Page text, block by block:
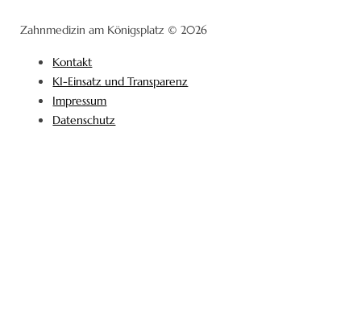
Zahnmedizin am Königsplatz © 2026
Kontakt
KI-Einsatz und Transparenz
Impressum
Datenschutz